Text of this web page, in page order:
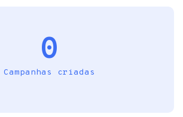
0
Campanhas criadas